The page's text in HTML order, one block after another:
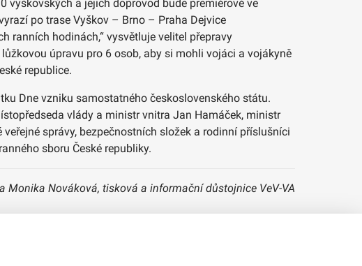
a jejich doprovod bude premiérově ve
po trase Vyškov – Brno – Praha Dejvice
ranních hodinách,“ vysvětluje velitel přepravy
úpravu pro 6 osob, aby si mohli vojáci a vojákyně
republice.
Dne vzniku samostatného československého státu.
vlády a ministr vnitra Jan Hamáček, ministr
správy, bezpečnostních složek a rodinní příslušníci
sboru České republiky.
Monika Nováková, tisková a informační důstojnice VeV-VA